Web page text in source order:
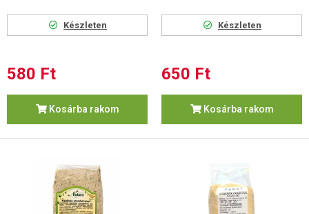
Készleten
580 Ft
Kosárba rakom
Készleten
650 Ft
Kosárba rakom